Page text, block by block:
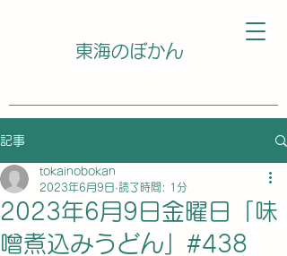
東海のぼかん
記事
2023年6月9日金曜日「味
噌煮込みうどん」#438
tokainobokan
2023年6月9日 読了時間: 1分